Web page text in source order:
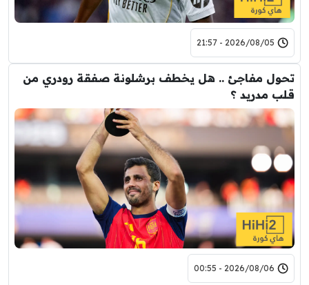
2026/08/05 - 21:57
تحول مفاجئ .. هل يخطف برشلونة صفقة رودري من
قلب مدريد ؟
2026/08/06 - 00:55